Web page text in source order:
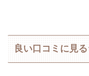
良い口コミに見